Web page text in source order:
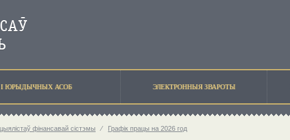
I ЮРЫДЫЧНЫХ АСОБ ЭЛЕКТРОННЫЯ ЗВАРОТЫ
фiнансавай сiстэмы ⁄ Графiк працы на 2026 год